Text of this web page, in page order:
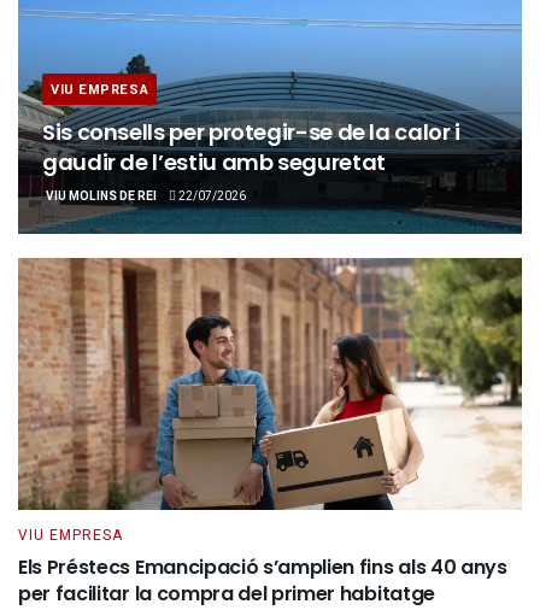
VIU EMPRESA
Sis consells per protegir-se de la calor i
gaudir de l’estiu amb seguretat
VIU MOLINS DE REI 22/07/2026
VIU EMPRESA
Els Préstecs Emancipació s’amplien fins als 40 anys
per facilitar la compra del primer habitatge